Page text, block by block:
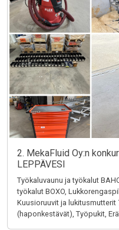
2. MekaFluid Oy:n
LEPPÄVESI
Työkaluvaunu ja työkalut
työkalut BOXO,
Kuusioruuvit ja
(haponkestävät), Työpukit,